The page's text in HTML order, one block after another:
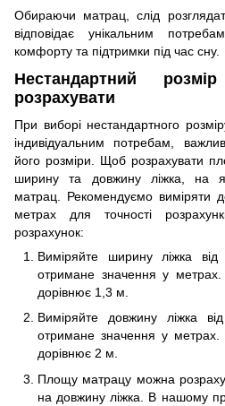
Обираючи матрац, слід
відповідає унікальним
комфорту та підтримки під час сну.
Нестандартний
розрахувати
При виборі нестандартного
індивідуальним потребам,
його розміри. Щоб розрахувати
ширину та довжину ліжка, на
матрац. Рекомендуємо виміряти
метрах для точності
розрахунок:
Виміряйте ширину ліжка
отримане значення у
дорівнює 1,3 м.
Виміряйте довжину ліжка
отримане значення у метрах.
дорівнює 2 м.
Площу матрацу можна
на довжину ліжка. В нашому